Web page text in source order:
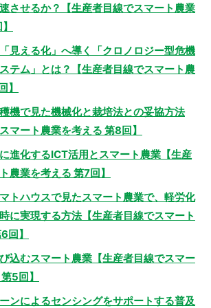
させるか？【生産者目線でスマート農業
見える化」へ導く「クロノロジー型危機
テム」とは？【生産者目線でスマート農
】
機で見た機械化と栽培法との妥協方法
マート農業を考える 第8回】
進化するICT活用とスマート農業【生産
農業を考える 第7回】
トハウスで見たスマート農業で、軽労化
に実現する方法【生産者目線でスマート
回】
込むスマート農業【生産者目線でスマー
5回】
ンによるセンシングをサポートする普及